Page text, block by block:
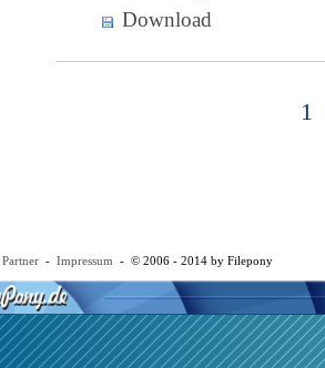
Download
1
Partner - Impressum - © 2006 - 2014 by Filepony